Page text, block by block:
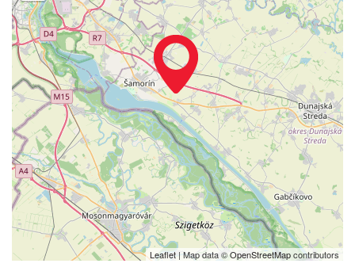
Leaflet | Map data ©OpenStreetMapcontributors